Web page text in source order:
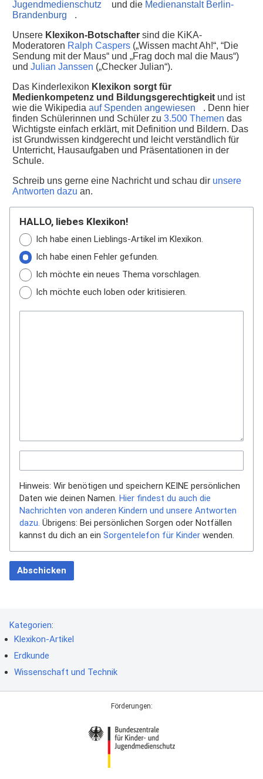
Jugendmedienschutz und die Medienanstalt Berlin-
Brandenburg
.
Unsere Klexikon-Botschafter sind die KiKA-
Moderatoren Ralph Caspers („Wissen macht Ah!“, “Die
Sendung mit der Maus“ und „Frag doch mal die Maus“)
und Julian Janssen („Checker Julian“).
Das Kinderlexikon Klexikon sorgt für
Medienkompetenz und Bildungsgerechtigkeit und ist
wie die Wikipedia auf Spenden angewiesen
. Denn hier
finden Schülerinnen und Schüler zu 3.500 Themen das
Wichtigste einfach erklärt, mit Definition und Bildern. Das
ist Grundwissen kindgerecht und leicht verständlich für
Unterricht, Hausaufgaben und Präsentationen in der
Schule.
Schreib uns gerne eine Nachricht und schau dir unsere
Antworten dazu an.
HALLO, liebes Klexikon!
Ich habe einen Lieblings-Artikel im Klexikon.
Ich habe einen Fehler gefunden.
Ich möchte ein neues Thema vorschlagen.
Ich möchte euch loben oder kritisieren.
Hinweis: Wir benötigen und speichern KEINE persönlichen
Daten wie deinen Namen. Hier findest du auch die
Nachrichten von anderen Kindern und unsere Antworten
dazu. Übrigens: Bei persönlichen Sorgen oder Notfällen
kannst du dich an ein Sorgentelefon für Kinder wenden.
Abschicken
Kategorien:
Klexikon-Artikel
Erdkunde
Wissenschaft und Technik
Förderungen: